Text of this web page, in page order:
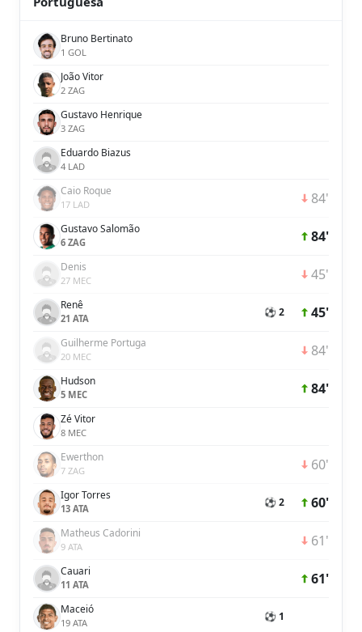
Bruno Bertinato
1 GOL
João Vitor
2 ZAG
Gustavo Henrique
3 ZAG
Eduardo Biazus
4 LAD
Caio Roque
17 LAD 84'
Gustavo Salomão
6 ZAG 84'
Denis
27 MEC 45'
Renê
21 ATA ⚽ 2 45'
Guilherme Portuga
20 MEC 84'
Hudson
5 MEC 84'
Zé Vitor
8 MEC
Ewerthon
7 ZAG 60'
Igor Torres
13 ATA ⚽ 2 60'
Matheus Cadorini
9 ATA 61'
Cauari
11 ATA 61'
Maceió
19 ATA ⚽ 1